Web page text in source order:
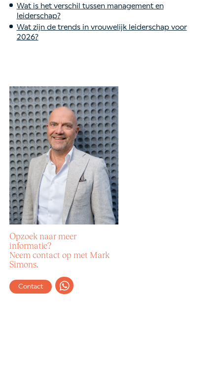
Wat is het verschil tussen management en
leiderschap?
Wat zijn de trends in vrouwelijk leiderschap voor
2026?
Opzoek naar meer
informatie?
Neem contact op met Mark
Simons.
Contact